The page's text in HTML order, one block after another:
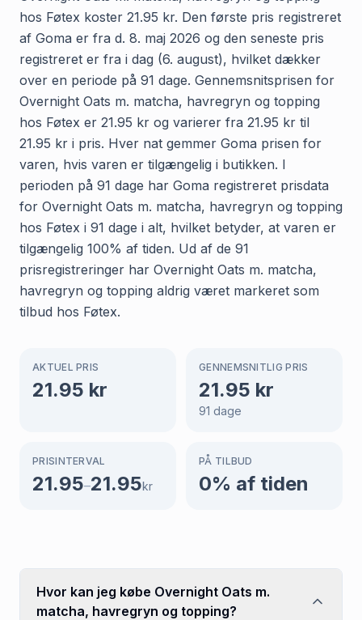
hos Føtex koster 21.95 kr. Den første pris registreret
af Goma er fra d. 8. maj 2026 og den seneste pris
registreret er fra i dag (6. august), hvilket dækker
over en periode på 91 dage. Gennemsnitsprisen for
Overnight Oats m. matcha, havregryn og topping
hos Føtex er 21.95 kr og varierer fra 21.95 kr til
21.95 kr i pris. Hver nat gemmer Goma prisen for
varen, hvis varen er tilgængelig i butikken. I
perioden på 91 dage har Goma registreret prisdata
for Overnight Oats m. matcha, havregryn og topping
hos Føtex i 91 dage i alt, hvilket betyder, at varen er
tilgængelig 100% af tiden. Ud af de 91
prisregistreringer har Overnight Oats m. matcha,
havregryn og topping aldrig været markeret som
tilbud hos Føtex.
AKTUEL PRIS
21.95 kr
GENNEMSNITLIG PRIS
21.95 kr
91 dage
PRISINTERVAL
21.95–21.95kr
PÅ TILBUD
0% af tiden
Hvor kan jeg købe Overnight Oats m.
matcha, havregryn og topping?